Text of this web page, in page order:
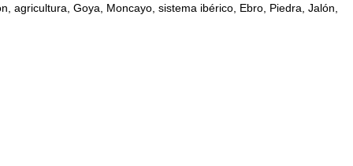
agricultura, Goya, Moncayo, sistema ibérico, Ebro, Piedra, Jalón,